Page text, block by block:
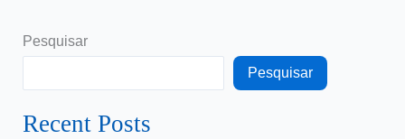
Pesquisar
Pesquisar
Recent Posts